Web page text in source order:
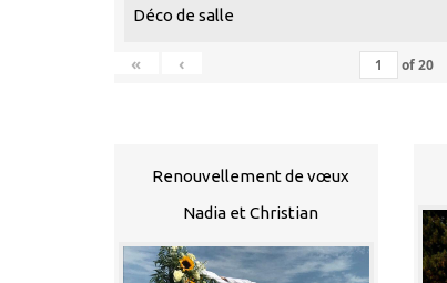
Déco de salle
« ‹ of20
Renouvellement de vœux
Nadia et Christian